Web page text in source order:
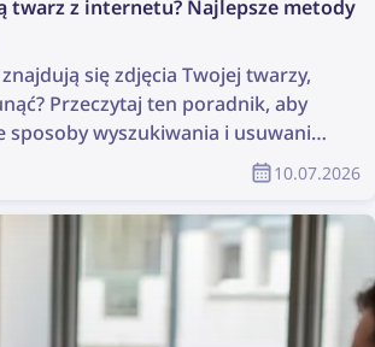
twarz z internetu? Najlepsze metody
się zdjęcia Twojej twarzy,
Przeczytaj ten poradnik, aby
sposoby wyszukiwania i usuwania
10.07.2026